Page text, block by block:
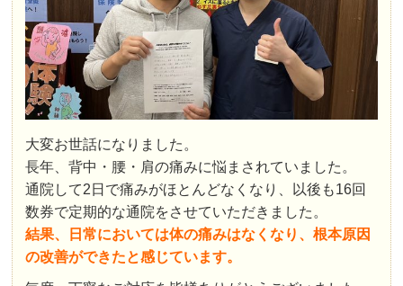
大変お世話になりました。
長年、背中・腰・肩の痛みに悩まされていました。
通院して2日で痛みがほとんどなくなり、以後も16回
数券で定期的な通院をさせていただきました。
結果、日常においては体の痛みはなくなり、根本原因
の改善ができたと感じています。